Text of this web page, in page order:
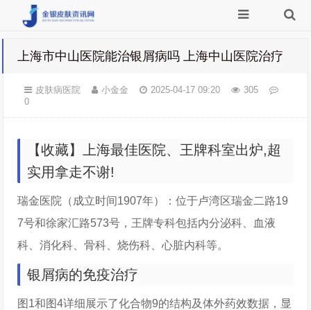
上海市中山医院能治银屑病吗 上海中山医院治疗
皮肤病医院 小金金 2025-04-17 09:20
305
0
【收藏】上海最佳医院、王牌科室出炉,超
实用拿走不谢!
瑞金医院（成立时间1907年）：位于卢湾区瑞金二路19
7号和徐家汇路573号，王牌专科包括内分泌科、血液
科、消化科、骨科、烧伤科、心脏内科等。
银屑病的免疫治疗
图1和图4详细展示了化合物9的结构及体外药效数据，显